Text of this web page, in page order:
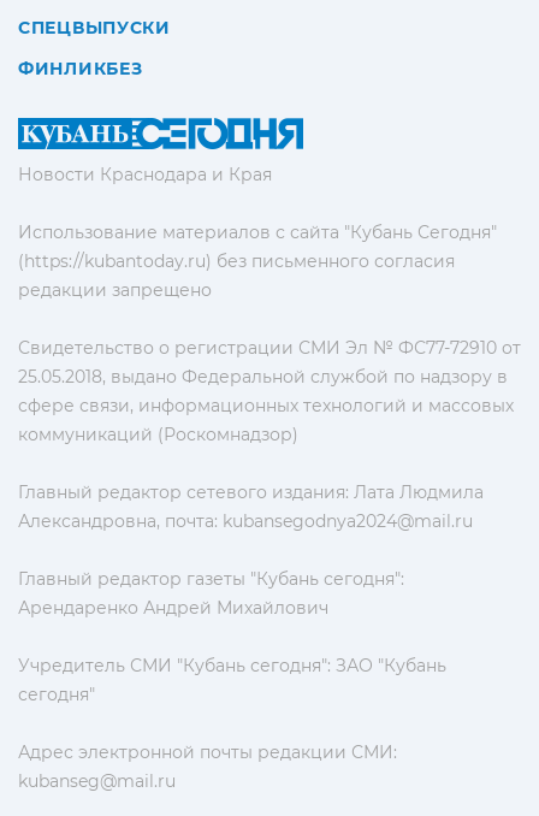
Новости Краснодара и Края
Использование материалов с сайта "Кубань Сегодня"
(https://kubantoday.ru) без письменного согласия
редакции запрещено
Свидетельство о регистрации СМИ Эл № ФС77-72910 от
25.05.2018, выдано Федеральной службой по надзору в
сфере связи, информационных технологий и массовых
коммуникаций (Роскомнадзор)
Главный редактор сетевого издания: Лата Людмила
Александровна, почта: kubansegodnya2024@mail.ru
Главный редактор газеты "Кубань сегодня":
Арендаренко Андрей Михайлович
Учредитель СМИ "Кубань сегодня": ЗАО "Кубань
сегодня"
Адрес электронной почты редакции СМИ:
kubanseg@mail.ru
СПЕЦВЫПУСКИ
ФИНЛИКБЕЗ